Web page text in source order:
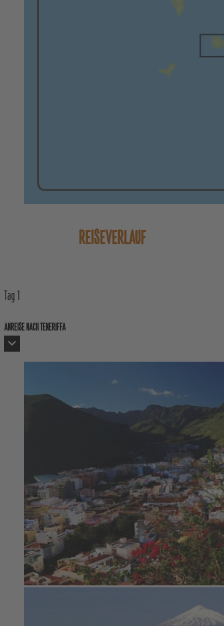
REISEVERLAUF
Tag 1
ANREISE NACH TENERIFFA